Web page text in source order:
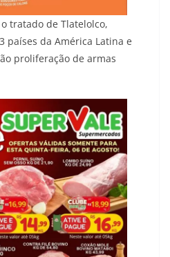
tratado de Tlatelolco,
países da América Latina e
proliferação de armas